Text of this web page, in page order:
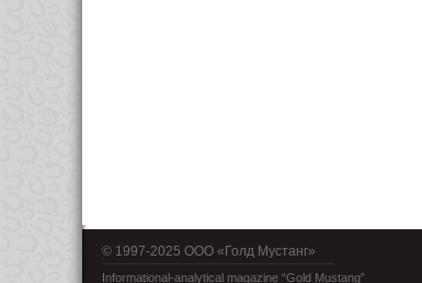
© 1997-2025 OOO «Голд Мустанг»
Informational-analytical magazine “Gold Mustang”